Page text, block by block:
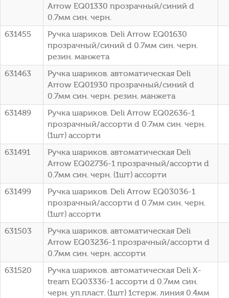
Arrow EQ01330 прозрачный/синий d
0.7мм син. черн.
631455
Ручка шариков. Deli Arrow EQ01630
прозрачный/синий d 0.7мм син. черн.
резин. манжета
631463
Ручка шариков. автоматическая Deli
Arrow EQ01930 прозрачный/синий d
0.7мм син. черн. резин. манжета
631489
Ручка шариков. Deli Arrow EQ02636-1
прозрачный/ассорти d 0.7мм син. черн.
(1шт) ассорти
631491
Ручка шариков. автоматическая Deli
Arrow EQ02736-1 прозрачный/ассорти d
0.7мм син. черн. (1шт) ассорти
631499
Ручка шариков. Deli Arrow EQ03036-1
прозрачный/ассорти d 0.7мм син. черн.
(1шт) ассорти
631503
Ручка шариков. автоматическая Deli
Arrow EQ03236-1 прозрачный/ассорти d
0.7мм син. черн. ассорти
631520
Ручка шариков. автоматическая Deli X-
tream EQ03336-1 ассорти d 0.7мм син.
черн. уп.пласт. (1шт) 1стерж. линия 0.4мм